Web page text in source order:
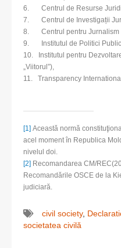
6. Centrul de Resurse
7. Centrul de Investigații
8. Centrul pentru Jurnalism
9. Institutul de Politici
10. Institutul pentru
„Viitorul”),
11. Transparency
[1] Această normă
acel moment în Republica
nivelul doi.
[2] Recomandarea CM/
Recomandările OSCE de la
judiciară.
civil society,
societatea civilă